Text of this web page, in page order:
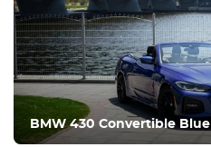
ציוד
נוח
בקרת אקלים
נהיגה
תנאי
BMW 430 Convertible Blue